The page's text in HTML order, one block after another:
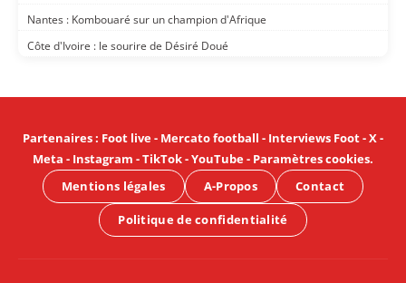
Nantes : Kombouaré sur un champion d'Afrique
Côte d'Ivoire : le sourire de Désiré Doué
Partenaires: Foot live- Mercato football - Interviews Foot-X-
Meta - Instagram -TikTok-YouTube- Paramètres cookies.
Mentions légales
A-Propos Contact
Politique de confidentialité